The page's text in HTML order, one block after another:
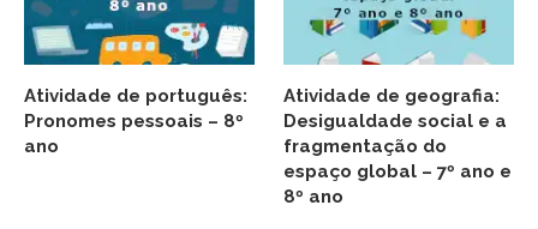
Atividade de português:
Pronomes pessoais – 8º
ano
Atividade de geografia:
Desigualdade social e a
fragmentação do
espaço global – 7º ano e
8º ano